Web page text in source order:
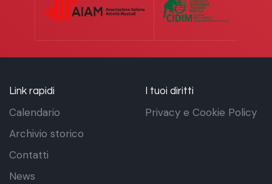
Link rapidi
Calendario
Archivio storico
Contatti
News
I tuoi diritti
Privacy e Cookie Policy